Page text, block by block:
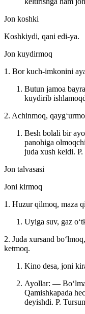
Jon koshki
Koshkiydi, qani edi-ya.
Jon kuydirmoq
1. Bor kuch-imkonini
Butun jamoa
kuydirib
2. Achinmoq,
Besh bolali bir
panohiga
juda xush keldi.
Jon talvasasi
Joni kirmoq
1. Huzur qilmoq, maza
Uyiga suv, gaz
2. Juda xursand
ketmoq.
Kino desa, joni
Ayollar: —
Qamishkapada
deyishdi. P.